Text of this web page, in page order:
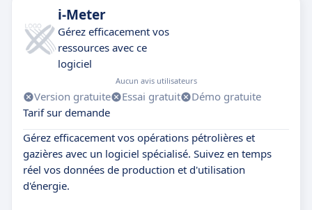
i-Meter
Gérez efficacement vos
ressources avec ce
logiciel
Aucun avis utilisateurs
Version gratuite Essai gratuit
Démo gratuite
Tarif sur demande
Gérez efficacement vos opérations pétrolières et
gazières avec un logiciel spécialisé. Suivez en temps
réel vos données de production et d'utilisation
d'énergie.